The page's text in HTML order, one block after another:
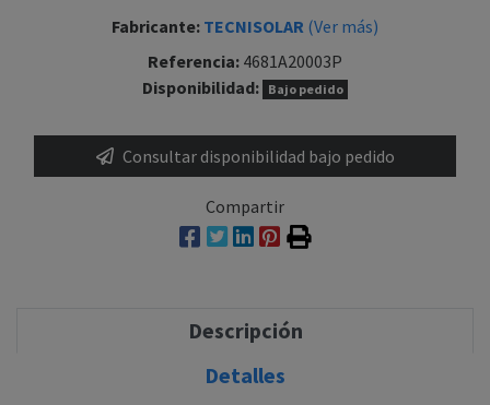
Fabricante: TECNISOLAR (Ver más)
Referencia: 4681A20003P
Disponibilidad:
Bajo pedido
Consultar disponibilidad bajo pedido
Compartir
Descripción
Detalles